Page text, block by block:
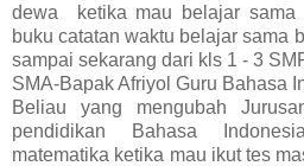
dewa ketika mau belajar sama
buku catatan waktu belajar sama
sampai sekarang dari kls 1 - 3
SMA-Bapak Afriyol Guru Bahasa
Beliau yang mengubah
pendidikan Bahasa
matematika ketika mau ikut tes